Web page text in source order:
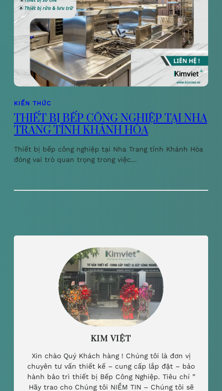
KIẾN THỨC
THIẾT BỊ BẾP CÔNG NGHIỆP TẠI NHA
TRANG TỈNH KHÁNH HÒA
Thiết bị bếp công nghiệp tại Nha Trang tỉnh Khánh Hòa
đóng vai trò quan trọng trong việc…
KIM VIỆT
Xin chào Quý Khách hàng ! Chúng tôi là đơn vị
chuyên tư vấn thiết kế – cung cấp lắp đặt – bảo
hành bảo trì thiết bị Bếp Công Nghiệp. Tiêu chí ”
Hãy trao cho Chúng tôi NIỀM TIN – Chúng tôi sẽ